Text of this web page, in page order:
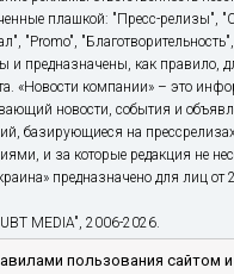
плашкой: "Пресс-релизы",
"Promo",
и предназначены, как правило,
«Новости компании» – это
новости, события и
базирующиеся на
и за которые редакция не
предназначено для лиц от
MEDIA", 2006-2026.
пользования сайтом